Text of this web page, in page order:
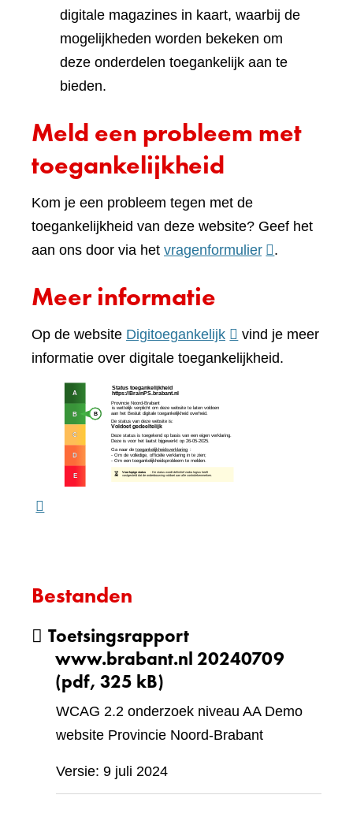
digitale magazines in kaart, waarbij de
mogelijkheden worden bekeken om
deze onderdelen toegankelijk aan te
bieden.
Meld een probleem met
toegankelijkheid
Kom je een probleem tegen met de
toegankelijkheid van deze website? Geef het
aan ons door via het vragenformulier(verwijst
website)
.
Meer informatie
Op de website Digitoegankelijk(verwijst
naar
vind je meer
informatie over digitale toegankelijkheid.
Bestanden
Toetsingsrapport
www.brabant.nl 20240709
(pdf, 325 kB)
WCAG 2.2 onderzoek niveau AA Demo
website Provincie Noord-Brabant
Versie: 9 juli 2024